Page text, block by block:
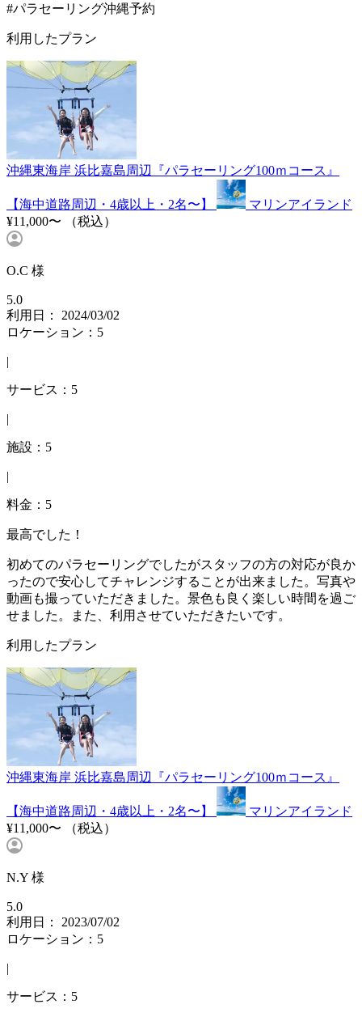
#パラセーリング沖縄予約
利用したプラン
沖縄東海岸 浜比嘉島周辺『パラセーリング100ｍコース』
【海中道路周辺・4歳以上・2名〜】
マリンアイランド
¥11,000〜
（税込）
O.C 様
5.0
利用日： 2024/03/02
ロケーション：5
|
サービス：5
|
施設：5
|
料金：5
最高でした！
初めてのパラセーリングでしたがスタッフの方の対応が良か
ったので安心してチャレンジすることが出来ました。写真や
動画も撮っていただきました。景色も良く楽しい時間を過ご
せました。また、利用させていただきたいです。
利用したプラン
沖縄東海岸 浜比嘉島周辺『パラセーリング100ｍコース』
【海中道路周辺・4歳以上・2名〜】
マリンアイランド
¥11,000〜
（税込）
N.Y 様
5.0
利用日： 2023/07/02
ロケーション：5
|
サービス：5